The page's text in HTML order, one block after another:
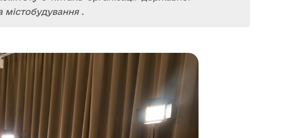
містобудування .